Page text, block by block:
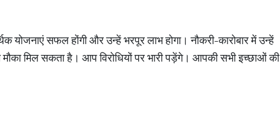
सफल होंगी और उन्हें भरपूर लाभ होगा। नौकरी-कारोबार में उन्हें
मिल सकता है। आप विरोधियों पर भारी पड़ेंगे। आपकी सभी इच्छाओं की